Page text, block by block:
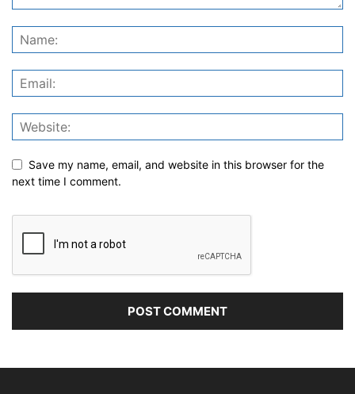
Save my name, email, and website in this browser for the
next time I comment.